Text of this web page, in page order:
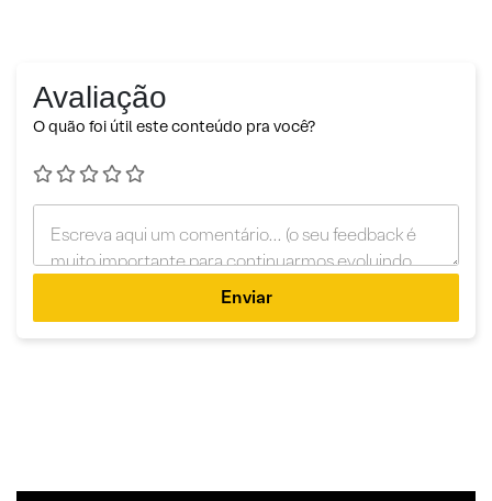
Avaliação
O quão foi útil este conteúdo pra você?
Enviar